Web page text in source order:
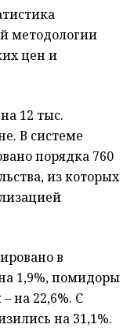
методологии
цен и
12 тыс.
В системе
порядка 760
из которых
в
1,9%, помидоры
на 22,6%. С
на 31,1%.